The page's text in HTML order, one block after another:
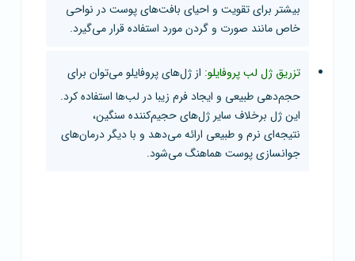
بیشتر برای تقویت و احیای بافت‌های پوست در نواحی
خاص مانند صورت و گردن مورد استفاده قرار می‌گیرد.
تزریق ژل لب پروفایلو: از ژل‌های پروفایلو می‌توان برای
حجم‌دهی طبیعی و ایجاد فرم زیبا در لب‌ها استفاده کرد.
این ژل برخلاف سایر ژل‌های حجیم‌کننده سنگین،
نتیجه‌ای نرم و طبیعی ارائه می‌دهد و با دیگر درمان‌های
جوانسازی پوست هماهنگ می‌شود.